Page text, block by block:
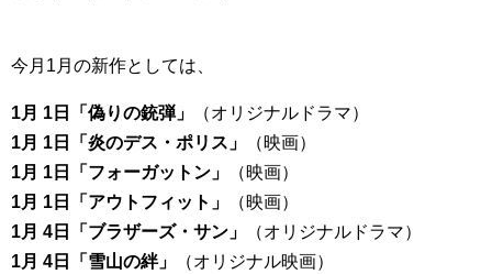
今月1月の新作としては、
1月 1日「偽りの銃弾」
（オリジナルドラマ）
1月 1日「炎のデス・ポリス」
（映画）
1月 1日「フォーガットン」
（映画）
1月 1日「アウトフィット」
（映画）
1月 4日「ブラザーズ・サン」
（オリジナルドラマ）
1月 4日「雪山の絆」
（オリジナル映画）